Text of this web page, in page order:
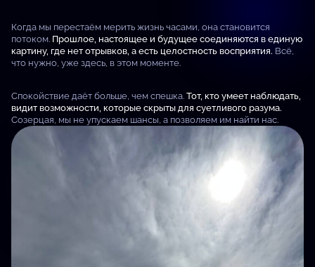
Когда мы перестаём мерить жизнь часами, она становится
потоком. Прошлое, настоящее и будущее соединяются в единую
картину, где нет отрывков, а есть целостность восприятия. Всё,
что нужно, уже здесь, в этом моменте.
Спокойствие даёт больше, чем спешка.Тот, кто умеет наблюдать,
видит возможности, которые скрыты для суетливого разума.
Созерцая, мы не упускаем шансы, а позволяем им найти нас.